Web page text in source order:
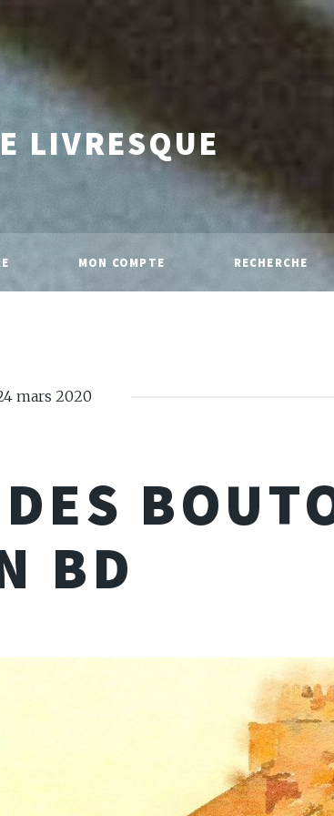
LIVRESQUE
MON COMPTE RECHERCHE
mars 2020
BD